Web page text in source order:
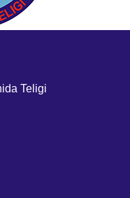
Teligi